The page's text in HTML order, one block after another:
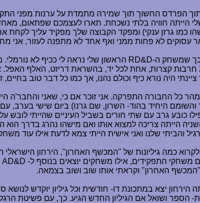
הפרדס החשוך תוך שמירה מתמדת על ערנות מפני
הייתה חוויה בלתי נשכחת. תארו לעצמכם שפתאום,
כמו גרזן ענקי) ומפקד הקבוצה שלך מפקיד עליך לקחת
עסוקים לא פחות ממני ואף אחד לא מתפנה לעזור, אני
שמשחק ה-RD&D הראשון שלי נראה לי ככיף לא נורמלי.
החרבות הראשון שקניתי, 2 חרבות קצרות, אחת לכל יד, בהשראת
היה נורא כיף וכולם נהנו, אך כמו כל דבר טוב בחיים,
מהר כל החבורה התפרקה. אני זוכר אם כי, שאני והחבר'ה
היחיד בהוד- השרון, שם גרנו) ביום שישי בערב,
כובע גרב עם שתי חורים בשביל העיניים שהייתי
הייתה צריכה למצוא אותו ואם מישהו נהרג בדרך הוא
והביתי שלנו ואני אישית הייתי צמא לדעת אילו עוד
משחקי התפקידים, אילו משחקים יוצאים בנוסף ל- AD&D
"המכשף האחרון" וקראתי אותו שוב ושוב בצמאה.
יצא במתכונת דו- חודשית וכל גיליון יוקדש לנושא
הספר ושואל אם הגיליון החדש הגיע. כך, עם פשיטת